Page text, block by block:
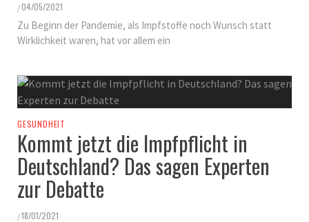
/04/05/2021
Zu Beginn der Pandemie, als Impfstoffe noch Wunsch statt
Wirklichkeit waren, hat vor allem ein
GESUNDHEIT
Kommt jetzt die Impfpflicht in
Deutschland? Das sagen Experten
zur Debatte
/18/01/2021